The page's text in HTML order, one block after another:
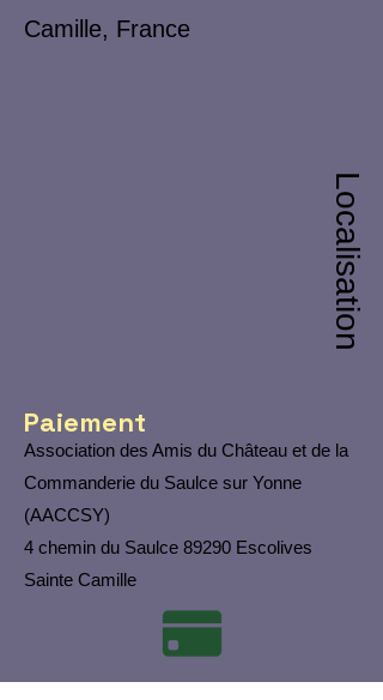
Camille, France
Localisation
Paiement
Association des Amis du Château et de la
Commanderie du Saulce sur Yonne
(AACCSY)
4 chemin du Saulce 89290 Escolives
Sainte Camille